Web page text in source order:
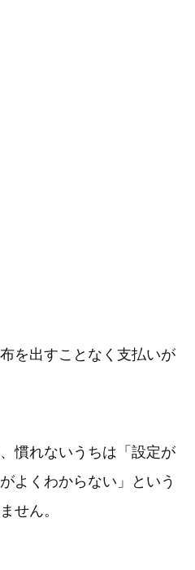
を出すことなく支払いが
慣れないうちは「設定が
よくわからない」という
せん。